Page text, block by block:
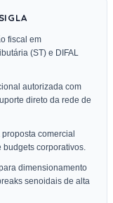
fiscal em
(ST) e DIFAL
autorizada com
direto da rede de
proposta comercial
corporativos.
dimensionamento
senoidais de alta